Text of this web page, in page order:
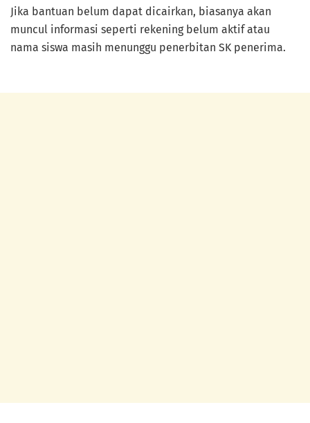
Jika bantuan belum dapat dicairkan, biasanya akan
muncul informasi seperti rekening belum aktif atau
nama siswa masih menunggu penerbitan SK penerima.